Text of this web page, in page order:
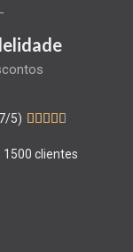
5)     
1500 clientes